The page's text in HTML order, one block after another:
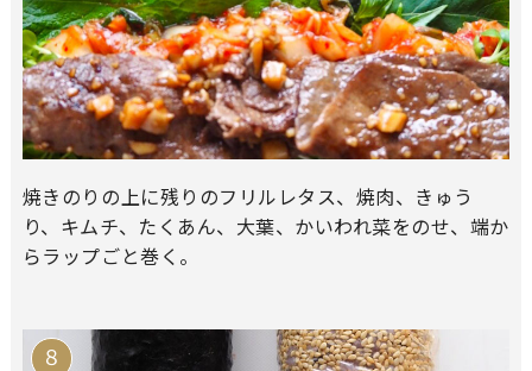
焼きのりの上に残りのフリルレタス、焼肉、きゅう
り、キムチ、たくあん、大葉、かいわれ菜をのせ、端か
らラップごと巻く。